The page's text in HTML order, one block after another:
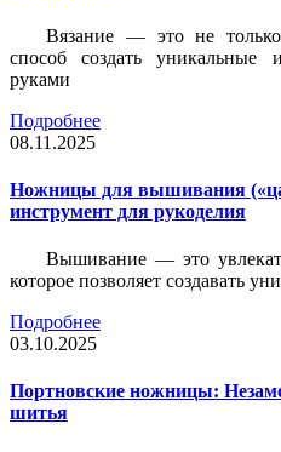
Вязание — это не
способ создать уникальные
руками
Подробнее
08.11.2025
Ножницы для вышивания
инструмент для рукоделия
Вышивание — это
которое позволяет создавать
Подробнее
03.10.2025
Портновские ножницы:
шитья